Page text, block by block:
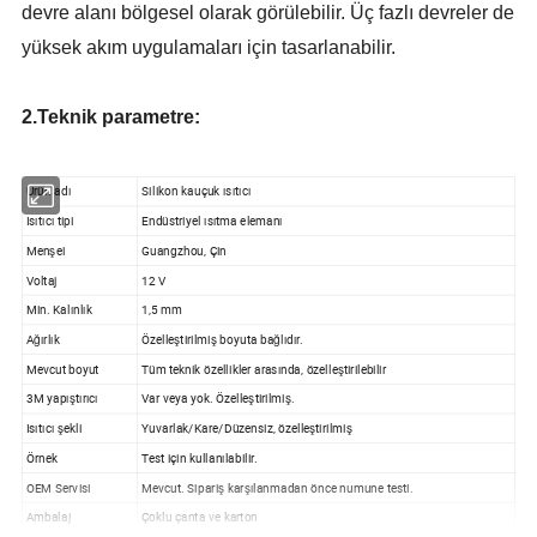
devre alanı bölgesel olarak görülebilir. Üç fazlı devreler de
yüksek akım uygulamaları için tasarlanabilir.
2.Teknik parametre:
Ürün adı Silikon kauçuk ısıtıcı
Isıtıcı tipi
Endüstriyel ısıtma elemanı
Menşei
Guangzhou, Çin
Voltaj
12 V
Min. Kalınlık
1,5 mm
Ağırlık
Özelleştirilmiş boyuta bağlıdır.
Mevcut boyut
Tüm teknik özellikler arasında, özelleştirilebilir
3M yapıştırıcı Var veya yok. Özelleştirilmiş.
Isıtıcı şekli
Yuvarlak/Kare/Düzensiz, özelleştirilmiş
Örnek
Test için kullanılabilir.
OEM Servisi
Mevcut. Sipariş karşılanmadan önce numune testi.
Ambalaj
Çoklu çanta ve karton